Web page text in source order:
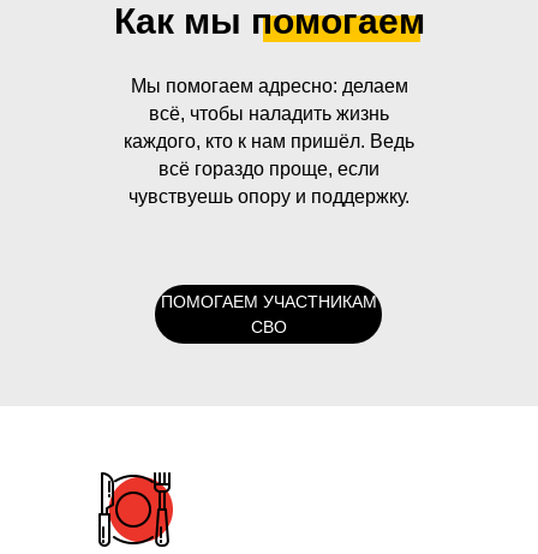
Как мы помогаем
ПОМОГАЕМ УЧАСТНИКАМ
СВО
Мы помогаем адресно: делаем
всё, чтобы наладить жизнь
каждого, кто к нам пришёл. Ведь
всё гораздо проще, если
чувствуешь опору и поддержку.